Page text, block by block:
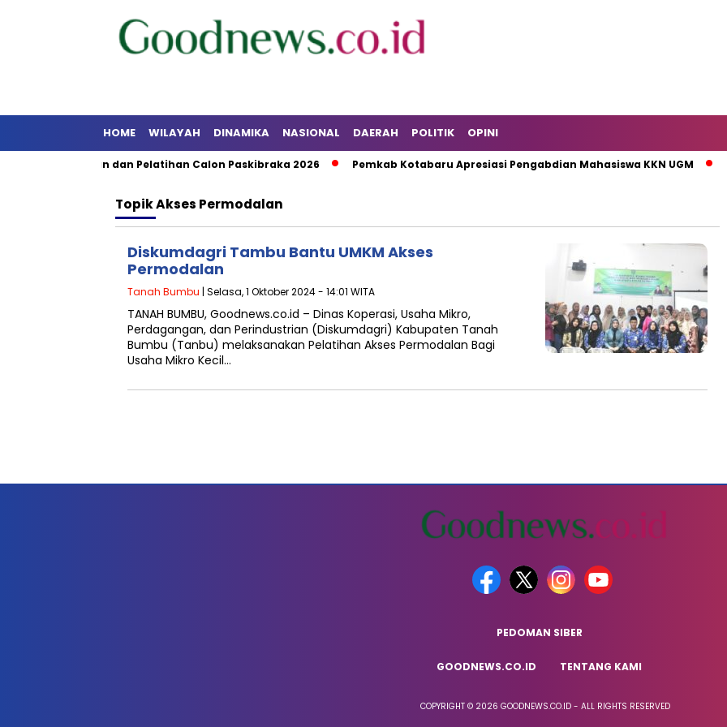
HOME WILAYAH DINAMIKA NASIONAL DAERAH POLITIK OPINI
Pendidikan dan Pelatihan Calon Paskibraka 2026 Pemkab Kotabaru Apresiasi Pengabdian Mahasiswa KKN UGM
TopikAkses Permodalan
Diskumdagri Tambu Bantu UMKM Akses
Permodalan
Tanah Bumbu | Selasa, 1 Oktober 2024 - 14:01 WITA
TANAH BUMBU, Goodnews.co.id – Dinas Koperasi, Usaha Mikro,
Perdagangan, dan Perindustrian (Diskumdagri) Kabupaten Tanah
Bumbu (Tanbu) melaksanakan Pelatihan Akses Permodalan Bagi
Usaha Mikro Kecil…
PEDOMAN SIBER
GOODNEWS.CO.ID TENTANG KAMI
COPYRIGHT © 2026 GOODNEWS.CO.ID - ALL RIGHTS RESERVED